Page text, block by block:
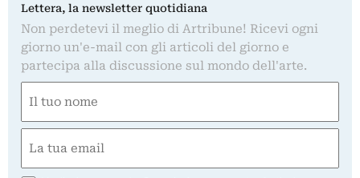
Lettera, la newsletter quotidiana
Non perdetevi il meglio di Artribune! Ricevi ogni
giorno un'e-mail con gli articoli del giorno e
partecipa alla discussione sul mondo dell'arte.
(Required)
First
(Required)